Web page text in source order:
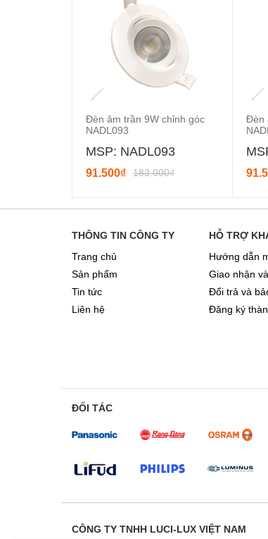
Đèn âm trần 9W chỉnh góc
NADL093
MSP: NADL093
91.500₫ 183.000₫
Đèn
THÔNG TIN CÔNG TY
Trang chủ
Sản phẩm
Tin tức
Liên hệ
HỖ TRỢ
Hướng dẫn
Giao nhận
Đổi trả và
Đăng ký
ĐỐI TÁC
CÔNG TY TNHH LUCI-LUX VIỆT NAM